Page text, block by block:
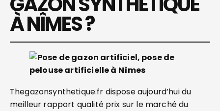
À NÎMES ?
Thegazonsynthetique.fr dispose aujourd’hui du
meilleur rapport qualité prix sur le marché du